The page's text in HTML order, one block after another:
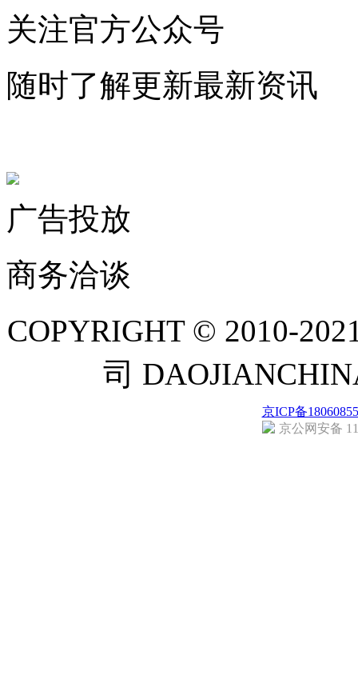
关注官方公众号
随时了解更新最新资讯
广告投放
商务洽谈
COPYRIGHT © 2010-
司
京ICP备
京公网安备